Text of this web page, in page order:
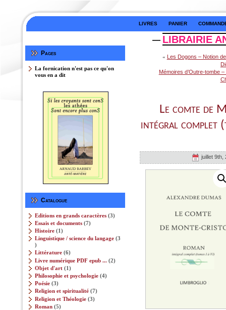
LIVRES PANIER
— LIBRAIRIE
Pages
La fornication n'est pas ce qu'on
vous en a dit
Catalogue
Editions en grands caractères 33
Essais et documents 77
Histoire 11
produit
Linguistique / science du langage 3
3
produits
Littérature 66
produits
Livre numérique PDF epub ... 22
Objet d'art 11
produit
Philosophie et psychologie‎ 44
Poésie 33
produits
Religion et spiritualité 77
Religion et Théologie‎ 33
Roman 55
« Les Dogons – Notion
Mémoires d’Outre-tombe
Le comte de
intégral complet
juillet 9th,